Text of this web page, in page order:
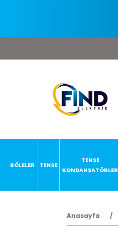
RÖLELER TENSE
TENSE
KONDANSATÖRLER
Anasayfa